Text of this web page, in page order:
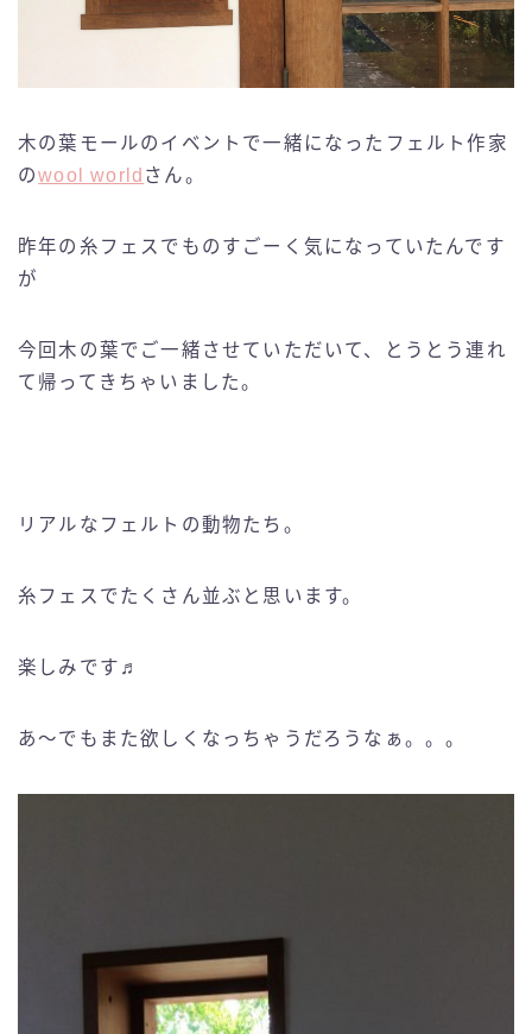
木の葉モールのイベントで一緒になったフェルト作家
のwool world さん。
昨年の糸フェスでものすごーく気になっていたんです
が
今回木の葉でご一緒させていただいて、とうとう連れ
て帰ってきちゃいました。
リアルなフェルトの動物たち。
糸フェスでたくさん並ぶと思います。
楽しみです♬
あ〜でもまた欲しくなっちゃうだろうなぁ。。。